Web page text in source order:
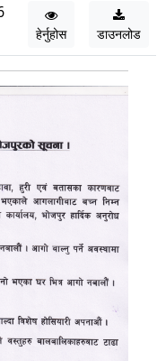
हेर्नुहोस डाउनलोड